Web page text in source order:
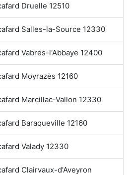
Druelle 12510
Salles-la-Source 12330
Vabres-l'Abbaye 12400
Moyrazès 12160
Marcillac-Vallon 12330
Baraqueville 12160
Valady 12330
Clairvaux-d'Aveyron